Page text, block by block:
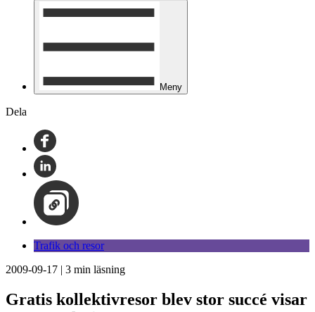
Meny
Dela
Trafik och resor
2009-09-17 | 3 min läsning
Gratis kollektivresor blev stor succé visar